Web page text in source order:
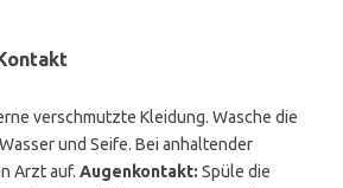
verschmutzte Kleidung. Wasche die
und Seife. Bei anhaltender
Arzt auf. Augenkontakt: Spüle die